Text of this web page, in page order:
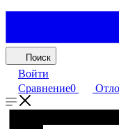
Поиск
Войти
Сравнение0